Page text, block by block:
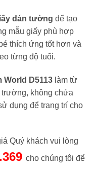
dán tường để tạo
mẫu giấy phù hợp
thích ứng tốt hơn và
từng độ tuổi.
World D5113 làm từ
không chứa
dụng để trang trí cho
Quý khách vui lòng
cho chúng tôi để